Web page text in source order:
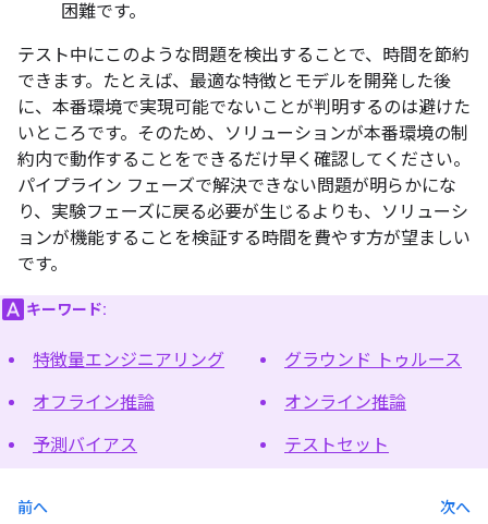
困難です。
テスト中にこのような問題を検出することで、時間を節約
できます。たとえば、最適な特徴とモデルを開発した後
に、本番環境で実現可能でないことが判明するのは避けた
いところです。そのため、ソリューションが本番環境の制
約内で動作することをできるだけ早く確認してください。
パイプライン フェーズで解決できない問題が明らかにな
り、実験フェーズに戻る必要が生じるよりも、ソリューシ
ョンが機能することを検証する時間を費やす方が望ましい
です。
キーワード:
特徴量エンジニアリング グラウンド トゥルース
オフライン推論 オンライン推論
予測バイアス テストセット
前へ
次へ